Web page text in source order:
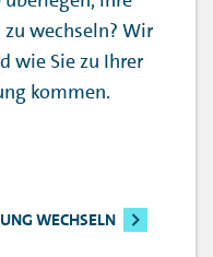
wechseln? Wir
wie Sie zu Ihrer
kommen.
WECHSELN